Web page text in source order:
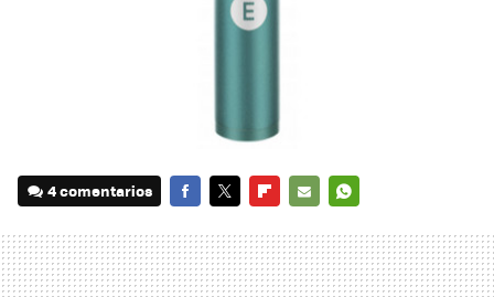
4 comentarios
MAIL